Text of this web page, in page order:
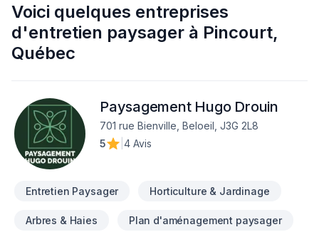
Voici quelques entreprises
d'entretien paysager à Pincourt,
Québec
Paysagement Hugo Drouin
701 rue Bienville, Beloeil, J3G 2L8
5
4 Avis
Entretien Paysager Horticulture & Jardinage
Arbres & Haies Plan d'aménagement paysager